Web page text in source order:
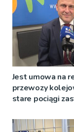
Jest umowa na
przewozy
stare pociągi